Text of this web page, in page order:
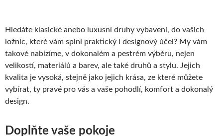
Hledáte klasické anebo luxusní druhy vybavení, do vašich
ložnic, které vám splní praktický i designový účel? My vám
takové nabízíme, v dokonalém a pestrém výběru, nejen
velikostí, materiálů a barev, ale také druhů a stylu. Jejich
kvalita je vysoká, stejně jako jejich krása, ze které můžete
vybírat, ty pravé pro vás a vaše pohodlí, komfort a dokonalý
design.
Doplňte vaše pokoje